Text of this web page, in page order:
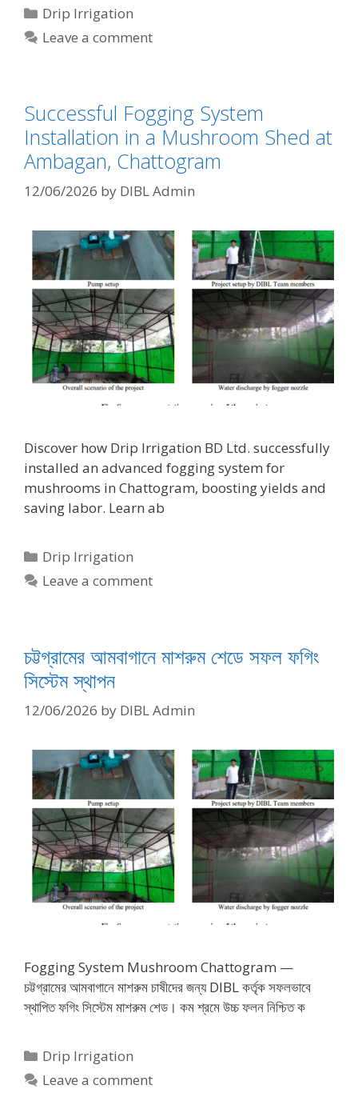
Categories
Drip Irrigation
Leave a comment
Successful Fogging System
Installation in a Mushroom Shed at
Ambagan, Chattogram
12/06/2026 by DIBL Admin
Discover how Drip Irrigation BD Ltd. successfully
installed an advanced fogging system for
mushrooms in Chattogram, boosting yields and
saving labor. Learn ab
Categories
Drip Irrigation
Leave a comment
চট্টগ্রামের আমবাগানে মাশরুম শেডে সফল ফগিং
সিস্টেম স্থাপন
12/06/2026 by DIBL Admin
Fogging System Mushroom Chattogram —
চট্টগ্রামের আমবাগানে মাশরুম চাষীদের জন্য DIBL কর্তৃক সফলভাবে
স্থাপিত ফগিং সিস্টেম মাশরুম শেড। কম শ্রমে উচ্চ ফলন নিশ্চিত ক
Categories
Drip Irrigation
Leave a comment